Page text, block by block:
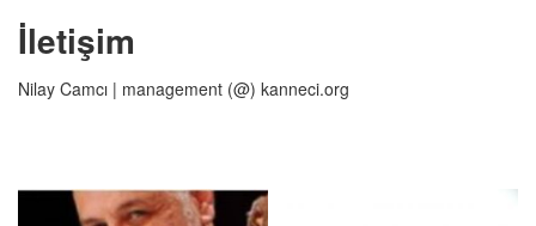
İletişim
Nilay Camcı | management (@) kanneci.org